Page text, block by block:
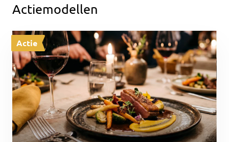
Actiemodellen
Actie